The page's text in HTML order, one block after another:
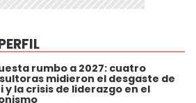
rumbo a 2027: cuatro
midieron el desgaste de
y la crisis de liderazgo en el